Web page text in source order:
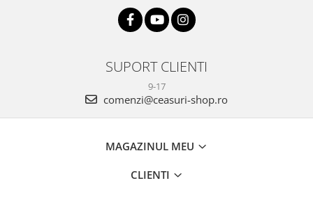
SUPORT CLIENTI
9-17
comenzi@ceasuri-shop.ro
MAGAZINUL MEU
CLIENTI